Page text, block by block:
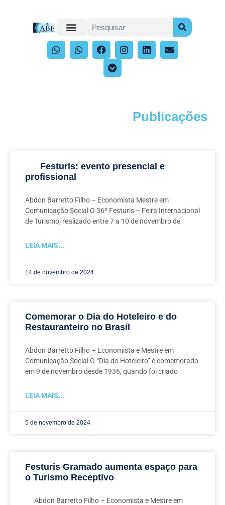
Publicações
Festuris: evento presencial e
profissional
Abdon Barretto Filho – Economista Mestre em
Comunicação Social O 36º Festuris – Feira Internacional
de Turismo, realizado entre 7 a 10 de novembro de
LEIA MAIS...
14 de novembro de 2024
Comemorar o Dia do Hoteleiro e do
Restauranteiro no Brasil
Abdon Barretto Filho – Economista e Mestre em
Comunicação Social O “Dia do Hoteleiro” é comemorado
em 9 de novembro desde 1936, quando foi criado
LEIA MAIS...
5 de novembro de 2024
Festuris Gramado aumenta espaço para
o Turismo Receptivo
Abdon Barretto Filho – Economista e Mestre em